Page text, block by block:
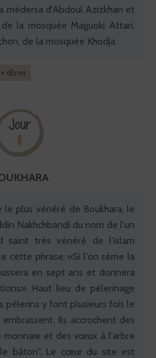
médersa d’Abdoul Azizkhan et
la mosquée Maguoki Attari,
de la mosquée Khodja.
dîner
Jour
11
le plus vénéré de Boukhara, le
Nakhchbandi du nom de l'un
saint très vénéré de l'islam
cette phrase: «Si l'on sème la
en sept ans et donnera
Haut lieu de pèlerinage
pèlerins y font plusieurs fois le
Ils accrochent des
monnaie et des vœux à l'arbre
bâton". Le cœur du site est